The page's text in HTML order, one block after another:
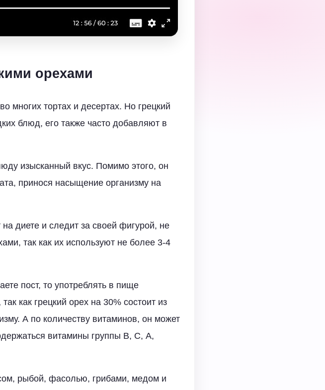
орехами
многих тортах и десертах. Но грецкий
блюд, его также часто добавляют в
изысканный вкус. Помимо этого, он
принося насыщение организму на
диете и следит за своей фигурой, не
так как их используют не более 3-4
пост, то употреблять в пище
как грецкий орех на 30% состоит из
А по количеству витаминов, он может
витамины группы В, С, А,
рыбой, фасолью, грибами, медом и